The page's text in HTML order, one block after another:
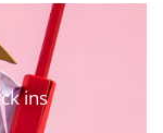
ins